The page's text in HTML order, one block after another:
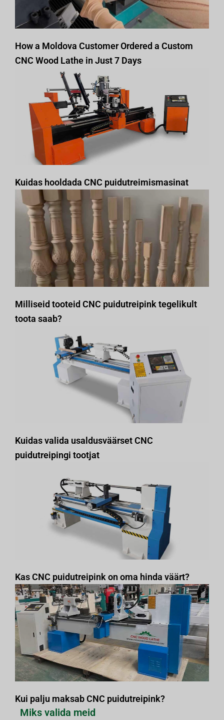
How a Moldova Customer Ordered a Custom
CNC Wood Lathe in Just 7 Days
Kuidas hooldada CNC puidutreimismasinat
Milliseid tooteid CNC puidutreipink tegelikult
toota saab?
Kuidas valida usaldusväärset CNC
puidutreipingi tootjat
Kas CNC puidutreipink on oma hinda väärt?
Kui palju maksab CNC puidutreipink?
Miks valida meid